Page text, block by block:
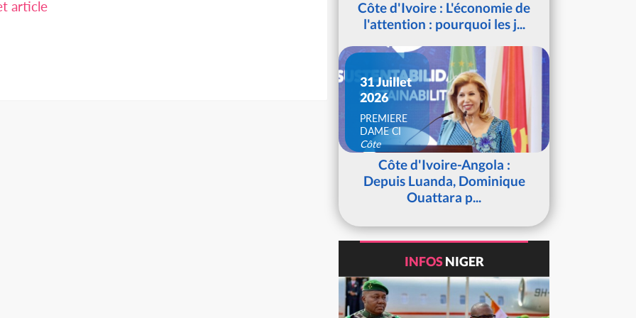
article
Côte d'Ivoire : L'économie de
l'attention : pourquoi les j...
31 Juillet
2026
PREMIERE
DAME CI
Côte
d'IvoireCôte d'Ivoire-Angola :
Depuis Luanda, Dominique
Ouattara p...
INFOSNIGER